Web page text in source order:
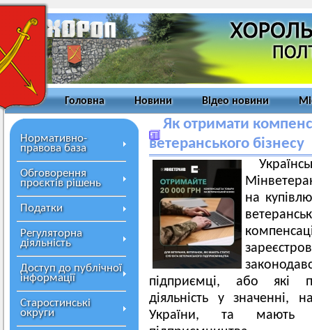
Головна Новини Відео новини
Нормативно-
правова база
Обговорення
проєктів рішень
Податки
Регуляторна
діяльність
Доступ до публічної
інформації
Старостинські
округи
Як отримати
ветеранського бізнесу
на
підприємці, або які
діяльність у значенні,
України, та мають